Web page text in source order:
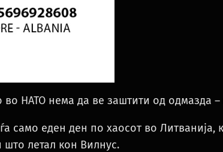
во НАТО нема да ве заштити од одмазда –
само еден ден по хаосот во
летал кон Вилнус.